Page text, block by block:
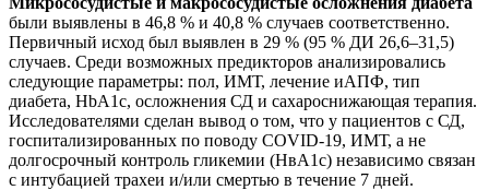
были выявлены в 46,8 % и 40,8 % случаев соответственно.
Первичный исход был выявлен в 29 % (95 % ДИ 26,6–31,5)
случаев. Среди возможных предикторов анализировались
следующие параметры: пол, ИМТ, лечение иАПФ, тип
диабета, HbA1c, осложнения СД и сахароснижающая терапия.
Исследователями сделан вывод о том, что у пациентов с СД,
госпитализированных по поводу COVID-19, ИМТ, а не
долгосрочный контроль гликемии (НвА1с) независимо связан
с интубацией трахеи и/или смертью в течение 7 дней.